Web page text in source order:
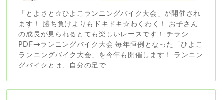
「とよさと☆ひよこランニングバイク大会」が開催され
ます！ 勝ち負けよりもドキドキ☆わくわく！ お子さん
の成長が見られるとても楽しいレースです！ チラシ
PDF→ランニングバイク大会 毎年恒例となった「ひよこ
ランニングバイク大会」を今年も開催します！ ランニン
グバイクとは、自分の足で …